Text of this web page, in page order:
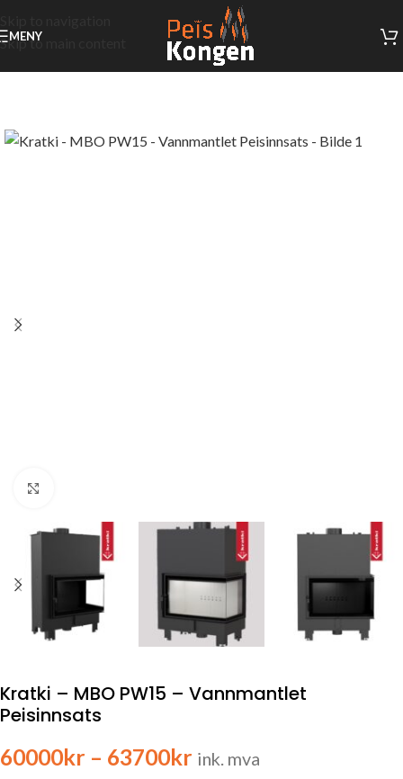
Skip to main content
MENY
Kratki – MBO PW15 – Vannmantlet
Peisinnsats
60000kr – 63700kr ink. mva